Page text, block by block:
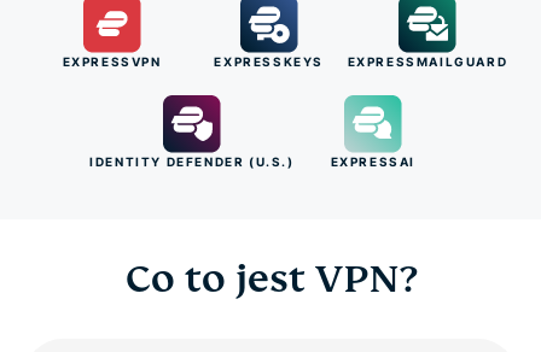
EXPRESSVPN EXPRESSKEYS EXPRESSMAILGUARD
IDENTITY DEFENDER (U.S.) EXPRESSAI
Co to jest VPN?